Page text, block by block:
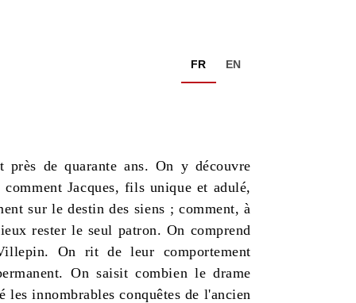
FR EN
de quarante ans. On y découvre
Jacques, fils unique et adulé,
sur le destin des siens ; comment, à
rester le seul patron. On comprend
On rit de leur comportement
On saisit combien le drame
innombrables conquêtes de l'ancien